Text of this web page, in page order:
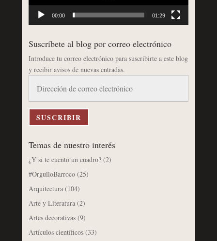
00:00 01:29
Suscríbete al blog por correo electrónico
Introduce tu correo electrónico para suscribirte a este blog
y recibir avisos de nuevas entradas.
correo
electrónico
SUSCRIBIR
Temas de nuestro interés
¿Y si te cuento un cuadro?(2)
#OrgulloBarroco(25)
Arquitectura(104)
Arte y Literatura(2)
Artes decorativas(9)
Artículos científicos(33)